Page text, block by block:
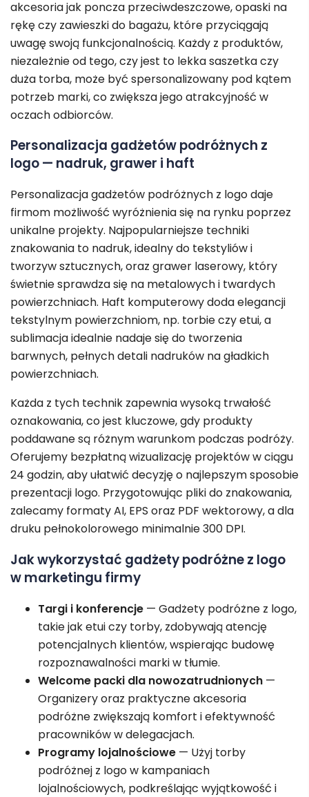
akcesoria jak poncza przeciwdeszczowe, opaski na
rękę czy zawieszki do bagażu, które przyciągają
uwagę swoją funkcjonalnością. Każdy z produktów,
niezależnie od tego, czy jest to lekka saszetka czy
duża torba, może być spersonalizowany pod kątem
potrzeb marki, co zwiększa jego atrakcyjność w
oczach odbiorców.
Personalizacja gadżetów podróżnych z
logo — nadruk, grawer i haft
Personalizacja gadżetów podróżnych z logo daje
firmom możliwość wyróżnienia się na rynku poprzez
unikalne projekty. Najpopularniejsze techniki
znakowania to nadruk, idealny do tekstyliów i
tworzyw sztucznych, oraz grawer laserowy, który
świetnie sprawdza się na metalowych i twardych
powierzchniach. Haft komputerowy doda elegancji
tekstylnym powierzchniom, np. torbie czy etui, a
sublimacja idealnie nadaje się do tworzenia
barwnych, pełnych detali nadruków na gładkich
powierzchniach.
Każda z tych technik zapewnia wysoką trwałość
oznakowania, co jest kluczowe, gdy produkty
poddawane są różnym warunkom podczas podróży.
Oferujemy bezpłatną wizualizację projektów w ciągu
24 godzin, aby ułatwić decyzję o najlepszym sposobie
prezentacji logo. Przygotowując pliki do znakowania,
zalecamy formaty AI, EPS oraz PDF wektorowy, a dla
druku pełnokolorowego minimalnie 300 DPI.
Jak wykorzystać gadżety podróżne z logo
w marketingu firmy
Targi i konferencje — Gadżety podróżne z logo,
takie jak etui czy torby, zdobywają atencję
potencjalnych klientów, wspierając budowę
rozpoznawalności marki w tłumie.
Welcome packi dla nowozatrudnionych —
Organizery oraz praktyczne akcesoria
podróżne zwiększają komfort i efektywność
pracowników w delegacjach.
Programy lojalnościowe — Użyj torby
podróżnej z logo w kampaniach
lojalnościowych, podkreślając wyjątkowość i